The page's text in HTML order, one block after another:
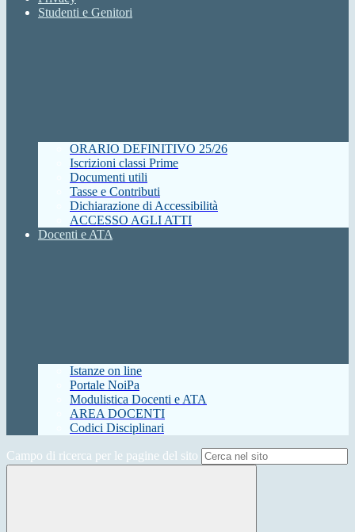
Studenti e Genitori
ORARIO DEFINITIVO 25/26
Iscrizioni classi Prime
Documenti utili
Tasse e Contributi
Dichiarazione di Accessibilità
ACCESSO AGLI ATTI
Docenti e ATA
Istanze on line
Portale NoiPa
Modulistica Docenti e ATA
AREA DOCENTI
Codici Disciplinari
Campo di ricerca per le pagine del sito